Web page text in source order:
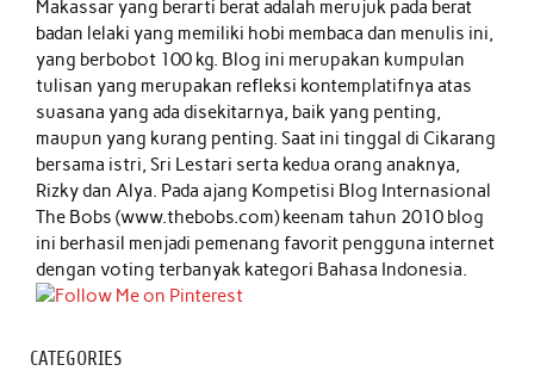
Makassar yang berarti berat adalah merujuk pada berat
badan lelaki yang memiliki hobi membaca dan menulis ini,
yang berbobot 100 kg. Blog ini merupakan kumpulan
tulisan yang merupakan refleksi kontemplatifnya atas
suasana yang ada disekitarnya, baik yang penting,
maupun yang kurang penting. Saat ini tinggal di Cikarang
bersama istri, Sri Lestari serta kedua orang anaknya,
Rizky dan Alya. Pada ajang Kompetisi Blog Internasional
The Bobs (www.thebobs.com) keenam tahun 2010 blog
ini berhasil menjadi pemenang favorit pengguna internet
dengan voting terbanyak kategori Bahasa Indonesia.
CATEGORIES